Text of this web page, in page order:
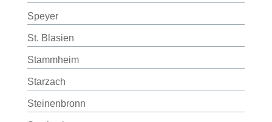
Speyer
St. Blasien
Stammheim
Starzach
Steinenbronn